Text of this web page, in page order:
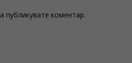
публикувате коментар.